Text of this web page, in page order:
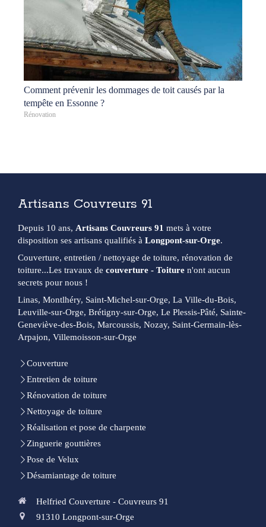
Comment prévenir les dommages de toit causés par la
tempête en Essonne ?
Rénovation
Artisans Couvreurs 91
Depuis 10 ans, Artisans Couvreurs 91 mets à votre
disposition ses artisans qualifiés à Longpont-sur-Orge.
Couverture, entretien / nettoyage de toiture, rénovation de
toiture...Les travaux de couverture - Toiture n'ont aucun
secrets pour nous !
Linas, Montlhéry, Saint-Michel-sur-Orge, La Ville-du-Bois,
Leuville-sur-Orge, Brétigny-sur-Orge, Le Plessis-Pâté, Sainte-
Geneviève-des-Bois, Marcoussis, Nozay, Saint-Germain-lès-
Arpajon, Villemoisson-sur-Orge
Couverture
Entretien de toiture
Rénovation de toiture
Nettoyage de toiture
Réalisation et pose de charpente
Zinguerie gouttières
Pose de Velux
Désamiantage de toiture
Helfried Couverture - Couvreurs 91
91310 Longpont-sur-Orge